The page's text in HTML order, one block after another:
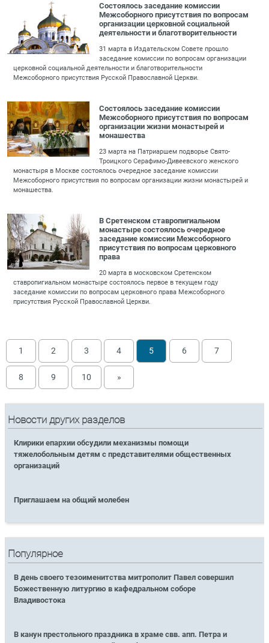
Состоялось заседание комиссии
Межсоборного присутствия по вопросам
организации церковной социальной
деятельности и благотворительности
31 марта в Издательском Совете прошло
заседание комиссии по вопросам организации
церковной социальной деятельности и благотворительности
Межсоборного присутствия Русской Православной Церкви.
Состоялось заседание комиссии
Межсоборного присутствия по вопросам
организации жизни монастырей и
монашества
23 марта на Патриаршем подворье Свято-
Троицкого Серафимо-Дивеевского женского
монастыря в Москве состоялось очередное заседание комиссии
Межсоборного присутствия по вопросам организации жизни монастырей и
монашества.
В Сретенском ставропигиальном
монастыре состоялось очередное
заседание комиссии Межсоборного
присутствия по вопросам церковного
права
20 марта в московском Сретенском
ставропигиальном монастыре состоялось первое в текущем году
заседание комиссии по вопросам церковного права Межсоборного
присутствия Русской Православной Церкви.
1 2 3 4 5 6 7
8 9 10 »
Новости других разделов
Клирики епархии обсудили механизмы помощи
тяжелобольным детям с представителями общественных
организаций
Приглашаем на общий молебен
Популярное
В день своего тезоименитства митрополит Павел совершил
Божественную литургию в кафедральном соборе
Владивостока
В канун престольного праздника в храме свв. апп. Петра и